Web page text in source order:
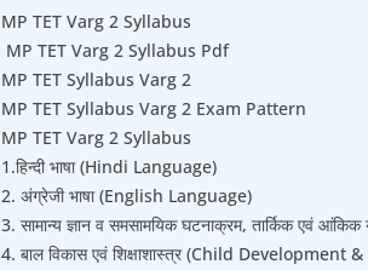
MP TET Varg 2 Syllabus
MP TET Varg 2 Syllabus Pdf
MP TET Syllabus Varg 2
MP TET Syllabus Varg 2 Exam Pattern
MP TET Varg 2 Syllabus
1.हिन्‍दी भाषा (Hindi Language)
2. अंग्रेजी भाषा (English Language)
3. सामान्‍य ज्ञान व समसामयिक घटनाक्रम, तार्किक एवं आंकिक
4. बाल विकास एवं शिक्षाशास्‍त्र (Child Development